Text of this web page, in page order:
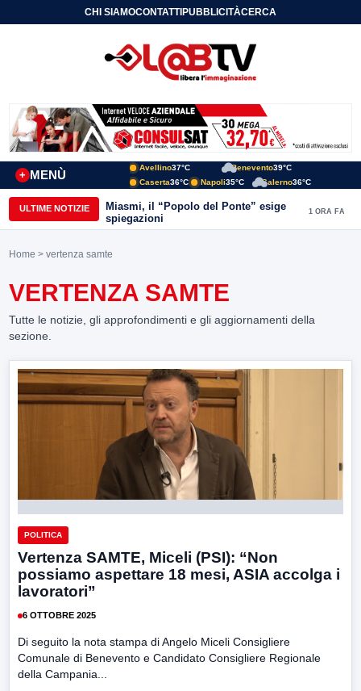
CHI SIAMOCONTATTIPUBBLICITÀCERCA
MENÙ
+
Avellino37°C Benevento39°C
Caserta36°C Napoli35°C Salerno36°C
ULTIME NOTIZIE
Miasmi, il “Popolo del Ponte” esige
spiegazioni
1 ORA FA
Home > vertenza samte
VERTENZA SAMTE
Tutte le notizie, gli approfondimenti e gli aggiornamenti della
sezione.
POLITICA
Vertenza SAMTE, Miceli (PSI): “Non
possiamo aspettare 18 mesi, ASIA accolga i
lavoratori”
6 OTTOBRE 2025
Di seguito la nota stampa di Angelo Miceli Consigliere
Comunale di Benevento e Candidato Consigliere Regionale
della Campania...